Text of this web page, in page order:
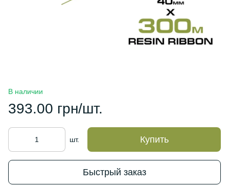
В наличии
393.00 грн/шт.
шт. Купить
Быстрый заказ